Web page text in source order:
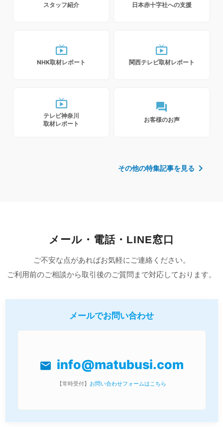
スタッフ紹介 日本赤十字社への支援
live_tv
NHK取材レポート
live_tv
関西テレビ取材レポート
live_tv
テレビ神奈川
取材レポート
forum
お客様のお声
その他の特集記事を見る chevron_right
メール・電話・LINE窓口
ご不安な点があればお気軽にご連絡ください。
ご利用前のご相談から取引後のご質問まで対応しております。
メールでお問い合わせ
mail info@matubusi.com
【常時受付】 お問い合わせフォームはこちら